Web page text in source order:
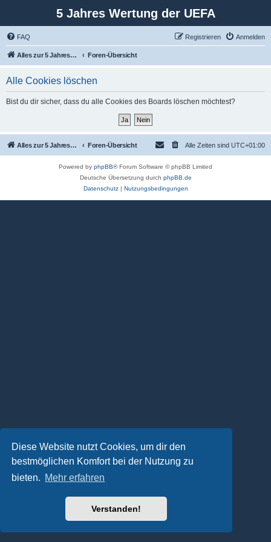
Diese Website nutzt Cookies, um dir den
bestmöglichen Komfort bei der Nutzung zu
bieten. Mehr erfahren
Verstanden!
5 Jahres Wertung der UEFA
FAQ Anmelden
Registrieren
Alles zur 5 Jahreswertung / Tabelle der UEFA mit vielen Statistiken. Foren-Übersicht
Alle Cookies löschen
Bist du dir sicher, dass du alle Cookies des Boards löschen möchtest?
Alles zur 5 Jahreswertung / Tabelle der UEFA mit vielen Statistiken. Foren-Übersicht Alle Zeiten sind UTC+01:00
Powered by phpBB® Forum Software © phpBB Limited
Deutsche Übersetzung durch phpBB.de
Datenschutz| Nutzungsbedingungen